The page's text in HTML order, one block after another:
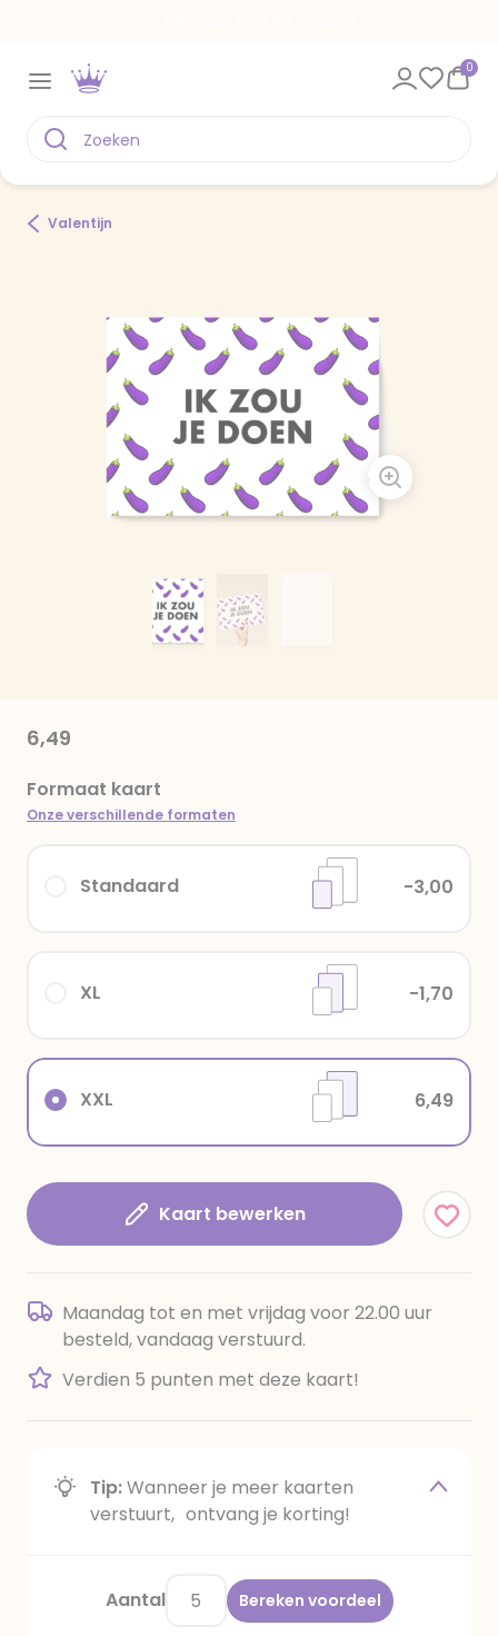
0
Valentijn
6,49
Formaat kaart
Onze verschillende formaten
XXL 6,49
XL -1,70
Standaard -3,00
Kaart bewerken
Maandag tot en met vrijdag voor 22.00 uur
besteld, vandaag verstuurd.
Verdien 5 punten met deze kaart!
Tip:Wanneer je meer kaarten
verstuurt, ontvang je korting!
Aantal Bereken voordeel